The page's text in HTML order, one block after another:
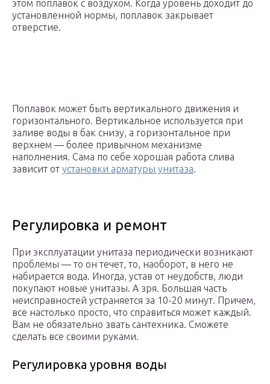
этом поплавок с воздухом. Когда уровень доходит до
установленной нормы, поплавок закрывает
отверстие.
Поплавок может быть вертикального движения и
горизонтального. Вертикальное используется при
заливе воды в бак снизу, а горизонтальное при
верхнем — более привычном механизме
наполнения. Сама по себе хорошая работа слива
зависит от установки арматуры унитаза.
Регулировка и ремонт
При эксплуатации унитаза периодически возникают
проблемы — то он течет, то, наоборот, в него не
набирается вода. Иногда, устав от неудобств, люди
покупают новые унитазы. А зря. Большая часть
неисправностей устраняется за 10-20 минут. Причем,
все настолько просто, что справиться может каждый.
Вам не обязательно звать сантехника. Сможете
сделать все своими руками.
Регулировка уровня воды